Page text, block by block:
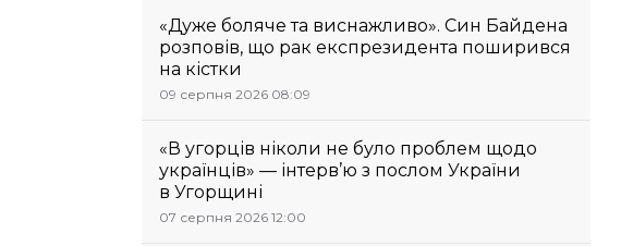
«Дуже боляче та виснажливо». Син Байдена
розповів, що рак експрезидента поширився
на кістки
09 серпня 2026 08:09
«В угорців ніколи не було проблем щодо
українців» — інтерв’ю з послом України
в Угорщині
07 серпня 2026 12:00